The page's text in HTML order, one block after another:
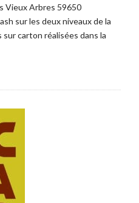
Vieux Arbres 59650
sur les deux niveaux de la
carton réalisées dans la